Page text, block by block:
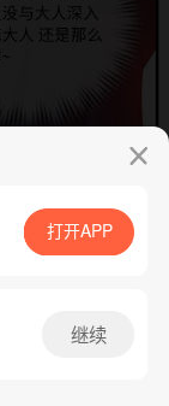
App免费看
费看打开APP
继续